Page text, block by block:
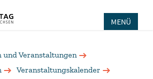
MENÜ
und Veranstaltungen
Veranstaltungskalender